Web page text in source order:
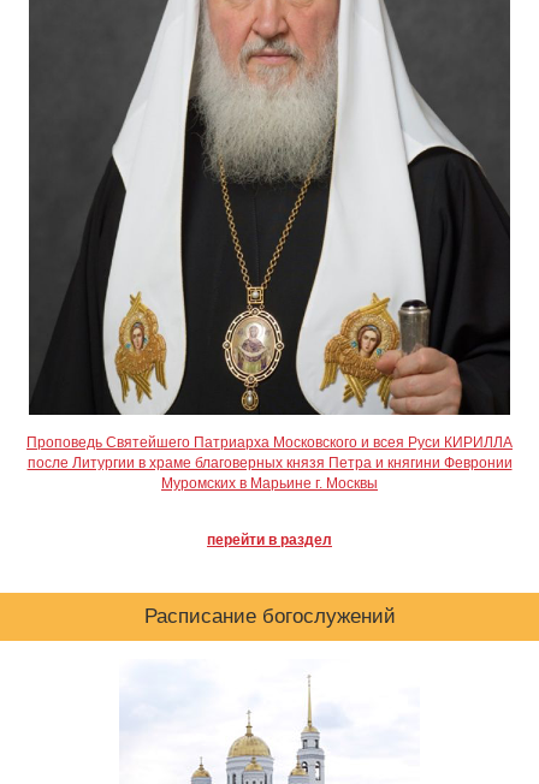
Проповедь Святейшего Патриарха Московского и всея Руси КИРИЛЛА
после Литургии в храме благоверных князя Петра и княгини Февронии
Муромских в Марьине г. Москвы
перейти в раздел
Расписание богослужений